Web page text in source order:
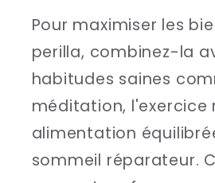
Pour maximiser les
perilla, combinez-la
habitudes saines
méditation, l'exercice
alimentation
sommeil réparateur.